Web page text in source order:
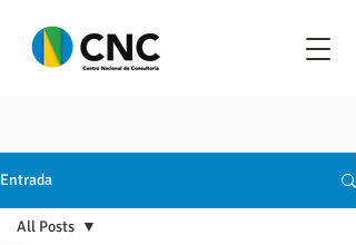
Entrada
All Posts